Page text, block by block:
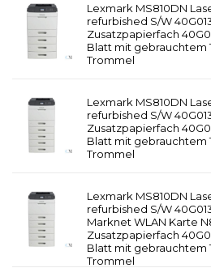
Lexmark MS810DN
refurbished S/W
Zusatzpapierfach
Blatt mit gebrauchtem
Trommel
Lexmark MS810DN
refurbished S/W
Zusatzpapierfach
Blatt mit gebrauchtem
Trommel
Lexmark MS810DN
refurbished S/W
Marknet WLAN Karte
Zusatzpapierfach
Blatt mit gebrauchtem
Trommel